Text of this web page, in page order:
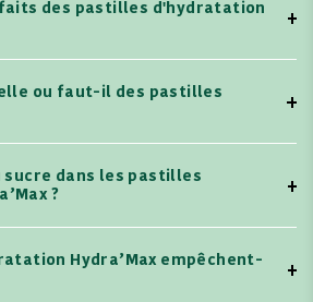
des pastilles d'hydratation
ou faut-il des pastilles
dans les pastilles
?
Hydra’Max empêchent-